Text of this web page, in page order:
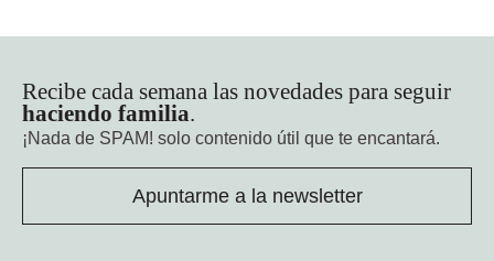
Recibe cada semana las novedades para seguir
haciendo familia.
¡Nada de SPAM! solo contenido útil que te encantará.
Apuntarme a la newsletter